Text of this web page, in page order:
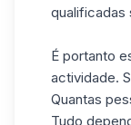
qualificadas
É portanto
actividade.
Quantas
Tudo